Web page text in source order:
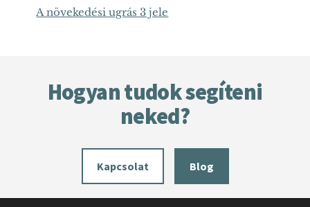
A növekedési ugrás 3 jele
Hogyan tudok segíteni
neked?
Kapcsolat Blog